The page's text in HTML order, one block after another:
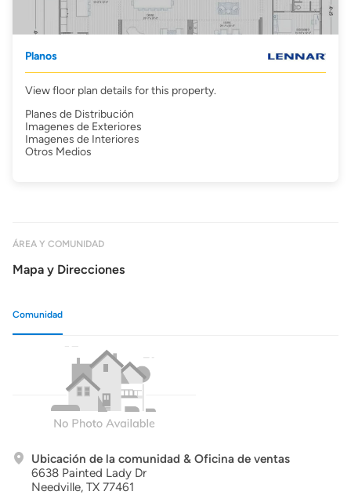
Planos
View floor plan details for this property.
Planes de Distribución
Imagenes de Exteriores
Imagenes de Interiores
Otros Medios
ÁREA Y COMUNIDAD
Mapa y Direcciones
Comunidad
Ubicación de la comunidad & Oficina de ventas
6638 Painted Lady Dr
Needville, TX 77461